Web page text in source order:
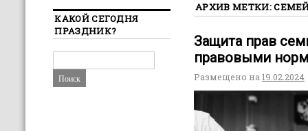
АРХИВ МЕТКИ:
Защита прав
правовыми
Размещено на 19.02.2024
КАКОЙ СЕГОДНЯ
ПРАЗДНИК?